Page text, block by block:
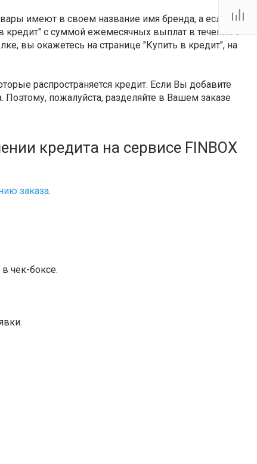
Пн.-пт.: 10:00-19:00 Сб.:
10:00-17:00 Вс.:
имеют в своем название имя бренда, а если
кредит" с суммой ежемесячных выплат в течении 6
вы окажетесь на странице "Купить в кредит", на
распространяется кредит. Если Вы добавите
пожалуйста, разделяйте в Вашем заказе
кредита на сервисе FINBOX
заказа.
в чек-боксе.